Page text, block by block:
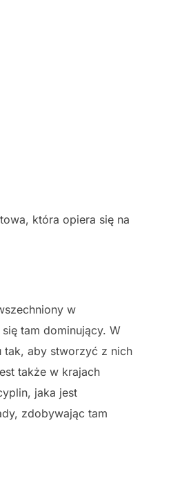
która opiera się na
w
tam dominujący. W
tak, aby stworzyć z nich
także w krajach
jaka jest
zdobywając tam